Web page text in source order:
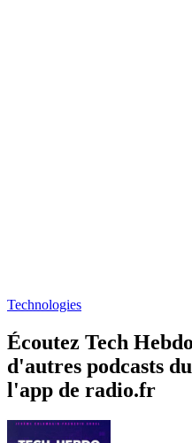
Technologies
Écoutez Tech
d'autres podcasts
l'app de radio.fr